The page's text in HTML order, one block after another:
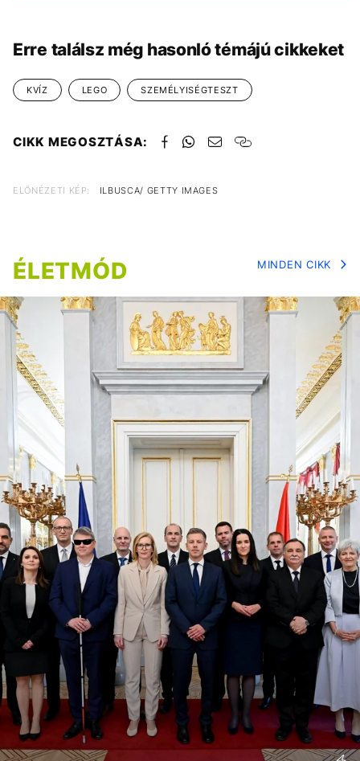
Erre találsz még hasonló témájú cikkeket
KVÍZ LEGO SZEMÉLYISÉGTESZT
CIKK MEGOSZTÁSA:
ELŐNÉZETI KÉP: ILBUSCA/ GETTY IMAGES
ÉLETMÓD MINDEN CIKK